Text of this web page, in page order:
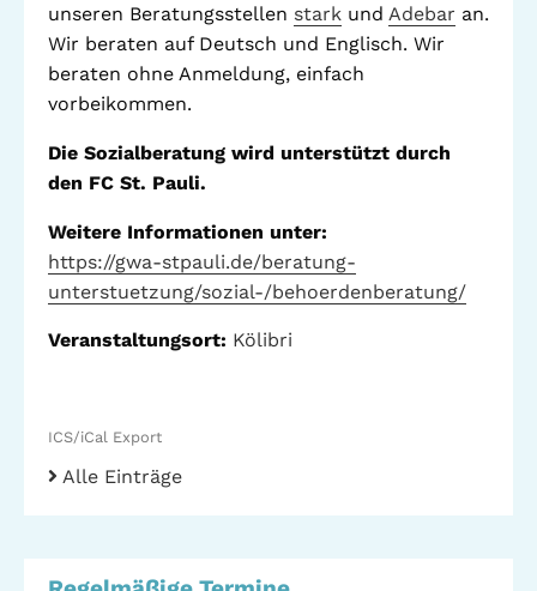
Offene Sozial- und
Behördenberatung
Big Point
Mieter helfern
Mietern
Familienberatung –
für Fragen zur
Erziehung
Medienzentrum
Stadtteiltheater
Gemeinwesenarbeit | Kulturarbeit | Sozialarbeit
Hein-Köllisch-Platz 11 + 12, 20359 Hamburg
unseren Beratungsstellen stark und Adebar an.
Wir beraten auf Deutsch und Englisch. Wir
beraten ohne Anmeldung, einfach
vorbeikommen.
Die Sozialberatung wird unterstützt durch
den FC St. Pauli.
Weitere Informationen unter:
https://gwa-stpauli.de/beratung-
unterstuetzung/sozial-/behoerdenberatung/
Veranstaltungsort: Kölibri
ICS/iCal Export
Alle Einträge